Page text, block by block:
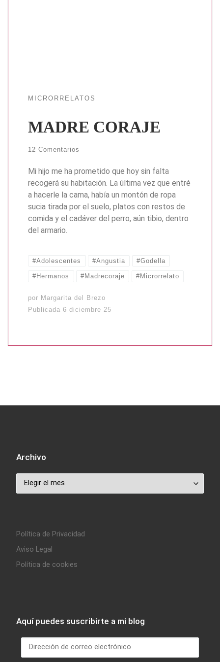
MICRORRELATOS
MADRE CORAJE
12 Comentarios
Mi hijo me ha prometido que hoy sin falta
recogerá su habitación. La última vez que entré
a hacerle la cama, había un montón de ropa
sucia tirada por el suelo, platos con restos de
comida y el cadáver del perro, aún tibio, dentro
del armario.
#Adolescentes #Angustia #Godella
#Hermanos #Madrecoraje #Microrrelato
por Margarita del Brezo
Publicada 6 diciembre 25
Archivo
Archivo
Política de Privacidad
Aviso Legal
Política de cookies
Aquí puedes suscribirte a mi blog
Dirección de correo electrónico